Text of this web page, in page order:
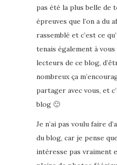
pas été la plus belle de
épreuves que l’on a du
rassemblé et c’est ce
tenais également à
lecteurs de ce blog,
nombreux ça
partager avec vous, et
blog 🙂
Je n’ai pas voulu faire
du blog, car je pense
intéresse pas vraiment